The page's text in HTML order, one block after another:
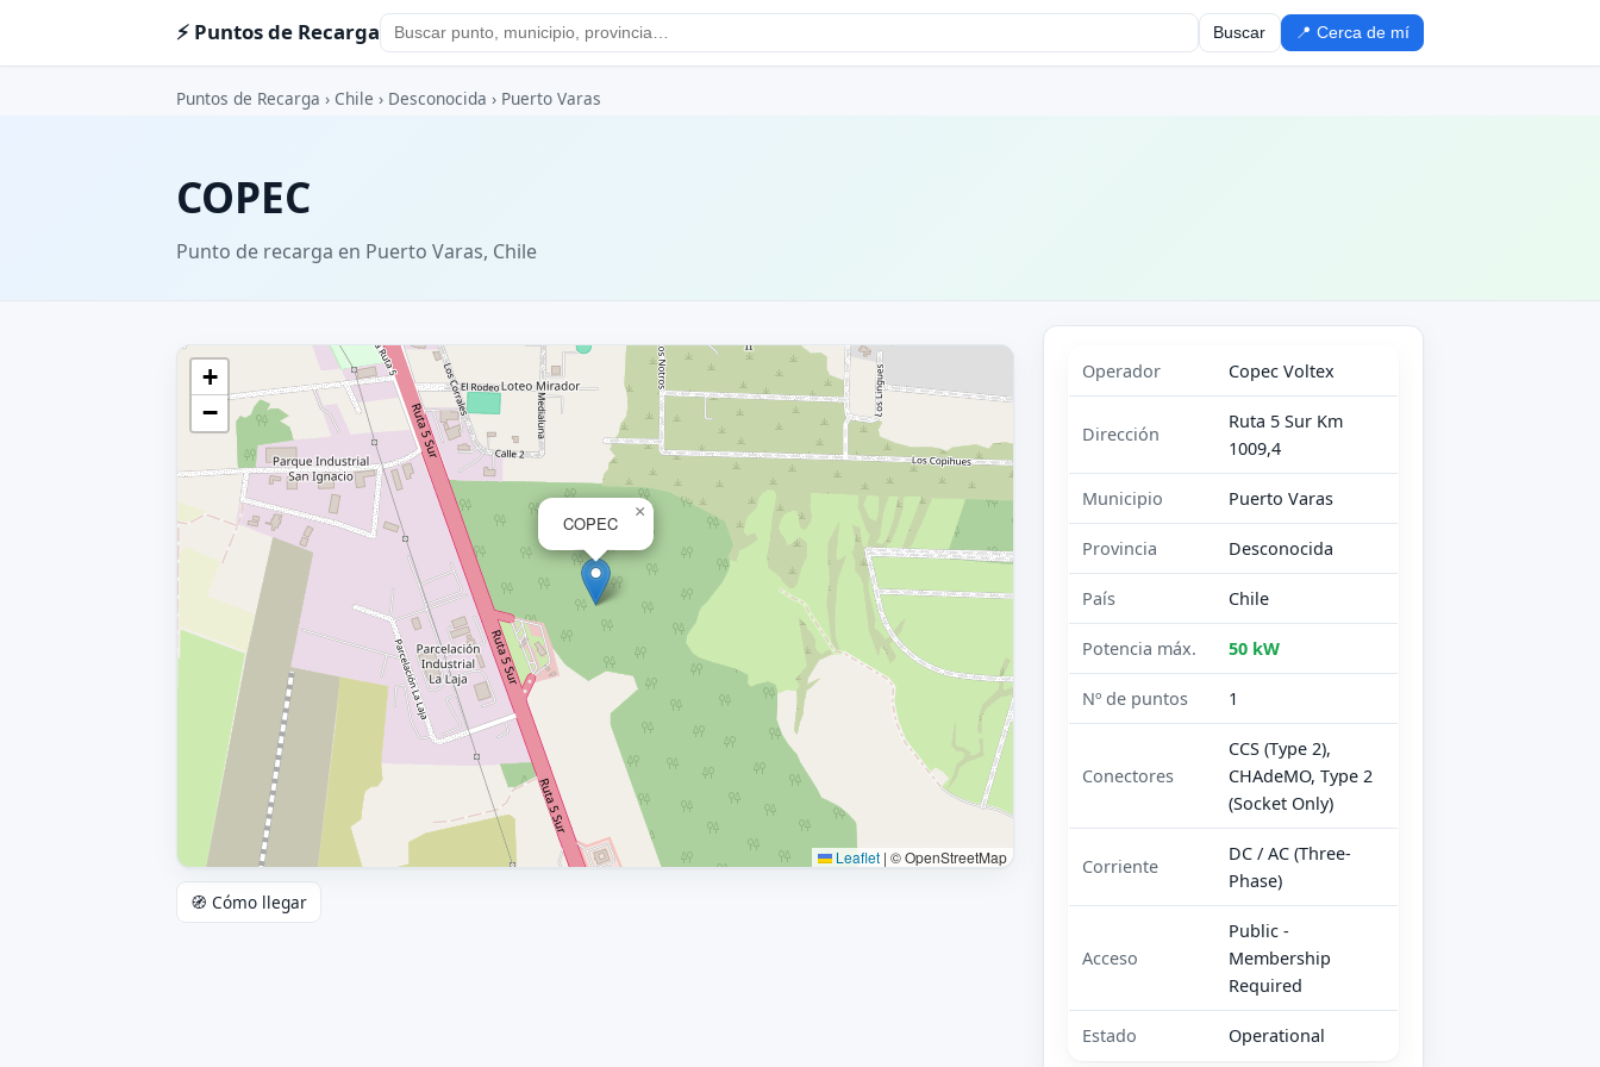
⚡ Puntos de Recarga Buscar 📍 Cerca de mí
Puntos de Recarga › Chile › Desconocida › Puerto Varas
COPEC
Punto de recarga en Puerto Varas, Chile
COPEC
×
+
−
Leaflet | © OpenStreetMap
🧭 Cómo llegar
Operador Copec Voltex
Dirección
Ruta 5 Sur Km
1009,4
Municipio Puerto Varas
Provincia Desconocida
País Chile
Potencia máx. 50 kW
Nº de puntos 1
Conectores
CCS (Type 2),
CHAdeMO, Type 2
(Socket Only)
Corriente
DC / AC (Three-
Phase)
Acceso
Public -
Membership
Required
Estado Operational